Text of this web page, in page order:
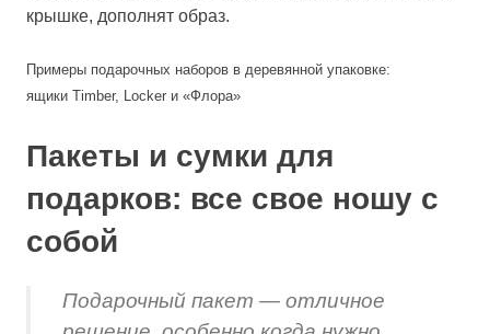
крышке, дополнят образ.
Примеры подарочных наборов в деревянной упаковке:
ящики Timber, Locker и «Флора»
Пакеты и сумки для
подарков: все свое ношу с
собой
Подарочный пакет — отличное